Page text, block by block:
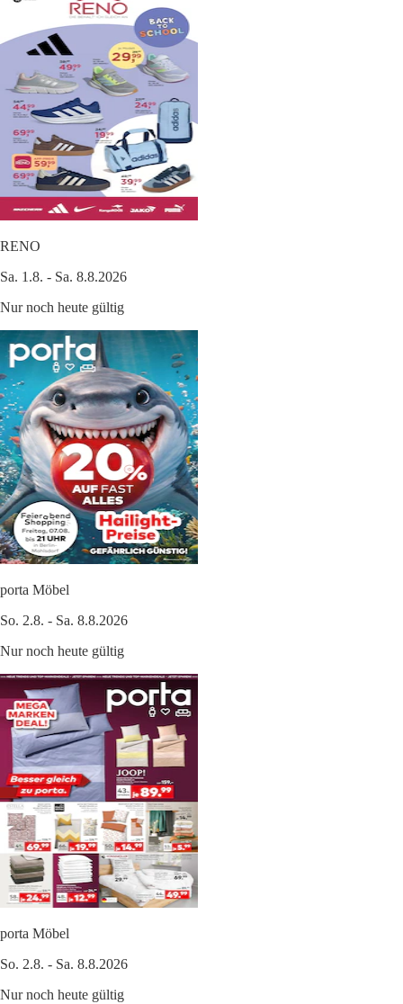
RENO
Sa. 1.8. - Sa. 8.8.2026
Nur noch heute gültig
porta Möbel
So. 2.8. - Sa. 8.8.2026
Nur noch heute gültig
porta Möbel
So. 2.8. - Sa. 8.8.2026
Nur noch heute gültig